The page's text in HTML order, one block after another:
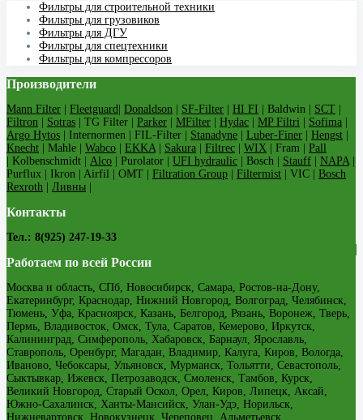
Фильтры для строительной техники
Фильтры для грузовиков
Фильтры для ДГУ
Фильтры для спецтехники
Фильтры для компрессоров
Производители
Mann Filter Fleetguard Donaldson SF-Filter HI FI | Baldwin | SCT
Filtron
Sotras | TG Filter | Parker MFilter Hydac MP Filtri Sofima
Argo Hytos | Internormen | FIL-Filter | Stanadyne Luber-Finer Hengst
Knecht | Mahle | Wabco EKKA| Sakura Filtrec WIX | Fram | Pall
| Kolbenschmidt | Alco | Purolator | UFI hydraulic | Bosch | Stauff NAPA|
Purflux | Ikron | Airfil | OMT | Filtration Group Filtermist | VIC | Bosch
Rexroth
Ливны
Контакты
Тел.: 8(925) 247-19-33
Работаем по всей России
Москва и область, СПб, Новосибирск, Самара, Ростов-на-Дону,
Екатеринбург, Краснодар, Нижний Новгород, Волгоград, Челябинск,
Тюмень, Уфа, Красноярск, Казань, Белгород, Рязань, Воронеж, Тверь,
Пермь, Владивосток, Омск, Тула, Саратов, Кемерово, Иркутск,
Калининград, Симферополь, Хабаровск, Барнаул, Ярославль,
Ставрополь, Оренбург, Магадан, Владимир, Калуга, Киров, Вологда,
Иваново, Чебоксары, Ульяновск, Мурманск, Тольятти, Севастополь,
Сыктывкар, Ижевск, Петрозаводск, Смоленск, Тамбов, Курск,
Великий Новгород, Старый Оскол, Орел, Киров, Липецк, Аксай,
Южно-Сахалинск, Ханты-Мансийск, Улан-Удэ, Норильск,
Нижневартовск, Новокузнецк, Череповец, Альметьевск,